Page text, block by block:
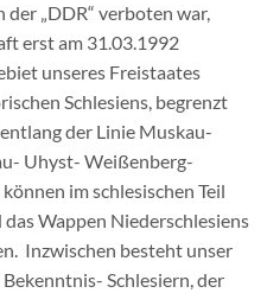
„DDR“ verboten war,
erst am 31.03.1992
unseres Freistaates
Schlesiens, begrenzt
der Linie Muskau-
Uhyst- Weißenberg-
im schlesischen Teil
Wappen Niederschlesiens
Inzwischen besteht unser
Schlesiern, der